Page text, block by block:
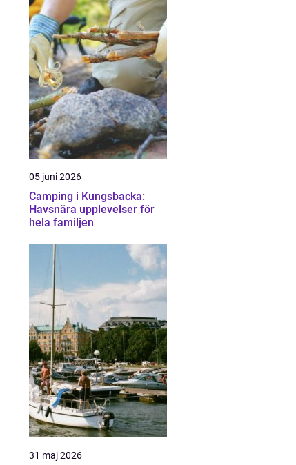
05 juni 2026
Camping i Kungsbacka:
Havsnära upplevelser för
hela familjen
31 maj 2026